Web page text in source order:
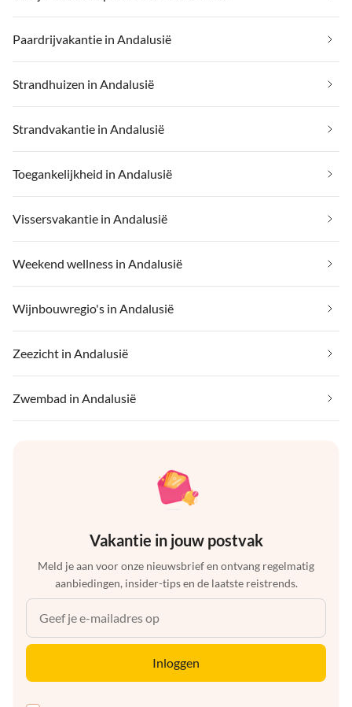
Paardrijvakantie in Andalusië
Strandhuizen in Andalusië
Strandvakantie in Andalusië
Toegankelijkheid in Andalusië
Vissersvakantie in Andalusië
Weekend wellness in Andalusië
Wijnbouwregio's in Andalusië
Zeezicht in Andalusië
Zwembad in Andalusië
Vakantie in jouw postvak
Meld je aan voor onze nieuwsbrief en ontvang regelmatig
aanbiedingen, insider-tips en de laatste reistrends.
Inloggen